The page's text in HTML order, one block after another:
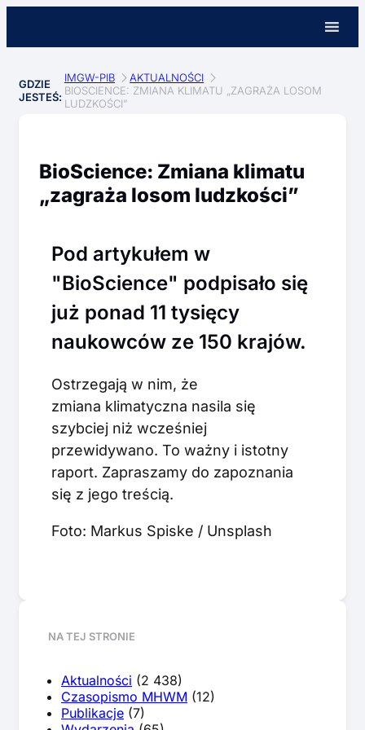
GDZIE
JESTEŚ:
IMGW-PIB
AKTUALNOŚCI
BIOSCIENCE: ZMIANA KLIMATU „ZAGRAŻA LOSOM
LUDZKOŚCI”
BioScience: Zmiana klimatu
„zagraża losom ludzkości”
Pod artykułem w
"BioScience" podpisało się
już ponad 11 tysięcy
naukowców ze 150 krajów.
Ostrzegają w nim, że
zmiana klimatyczna nasila się
szybciej niż wcześniej
przewidywano. To ważny i istotny
raport. Zapraszamy do zapoznania
się z jego treścią.
Foto: Markus Spiske / Unsplash
NA TEJ STRONIE
Aktualności (2 438)
Czasopismo MHWM (12)
Publikacje (7)